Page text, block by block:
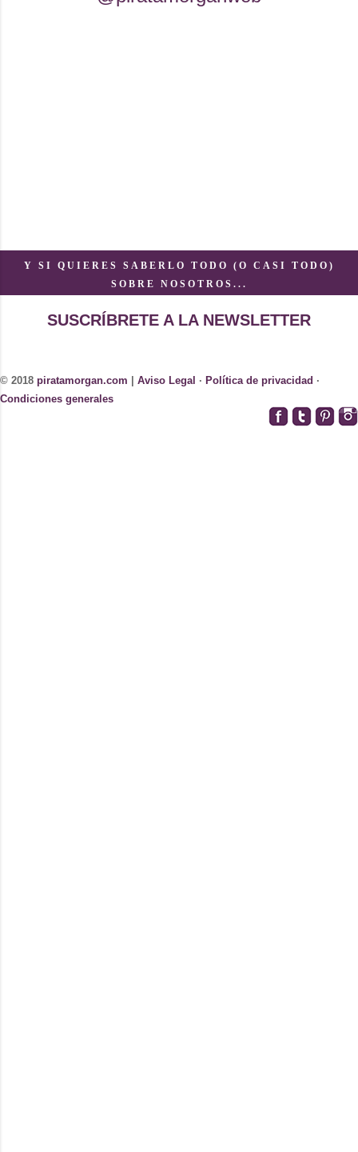
Y SI QUIERES SABERLO TODO (O CASI TODO)
SOBRE NOSOTROS...
SUSCRÍBRETE A LA NEWSLETTER
© 2018 piratamorgan.com Aviso Legal · Política de privacidad ·
Condiciones generales